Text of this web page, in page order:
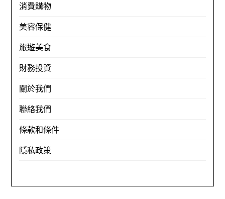
消費購物
美容保健
旅遊美食
財務投資
關於我們
聯絡我們
條款和條件
隱私政策